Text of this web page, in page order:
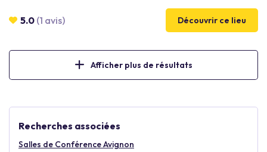
Recherches associées
Salles de Conférence Avignon
5.0 (1 avis) Découvrir ce lieu
Afficher plus de résultats